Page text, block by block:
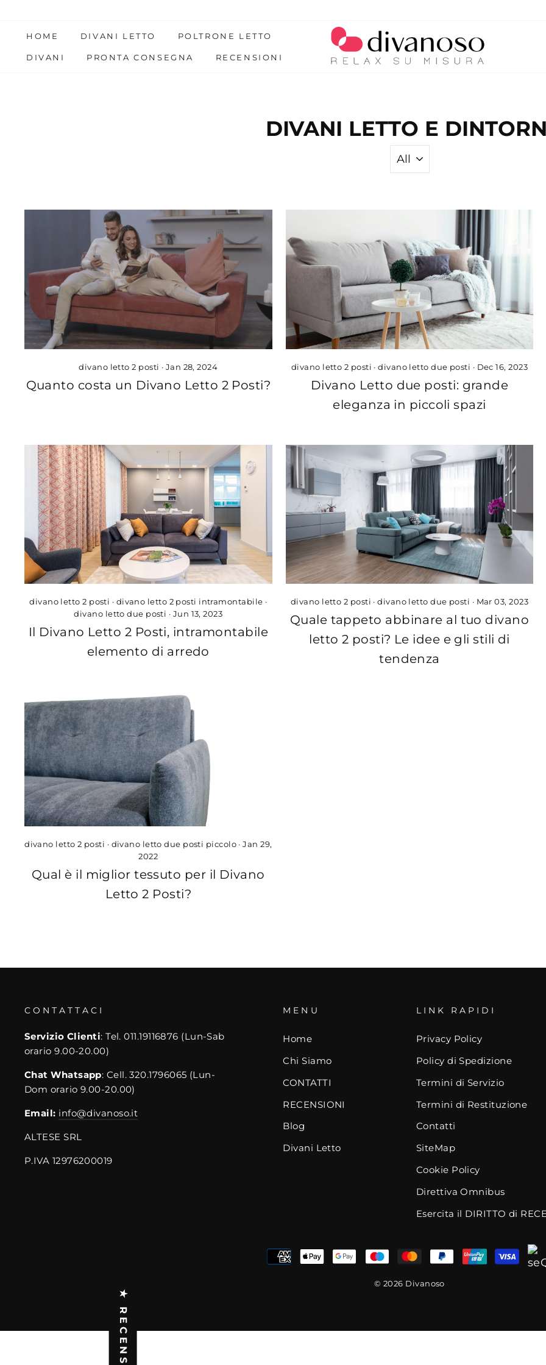
content
HOME DIVANI LETTO POLTRONE LETTO
DIVANI PRONTA CONSEGNA RECENSIONI
DIVANI LETTO E
divano letto 2 posti · Jan 28, 2024
Quanto costa un Divano Letto 2 Posti?
divano letto 2 posti ·divano letto due posti · Dec 16, 2023
Divano Letto due posti: grande
eleganza in piccoli spazi
divano letto 2 posti · divano letto 2 posti intramontabile ·
divano letto due posti · Jun 13, 2023
Il Divano Letto 2 Posti, intramontabile
elemento di arredo
divano letto 2 posti ·divano letto due posti · Mar 03, 2023
Quale tappeto abbinare al tuo divano
letto 2 posti? Le idee e gli stili di
tendenza
divano letto 2 posti · divano letto due posti piccolo ·Jan 29,
2022
Qual è il miglior tessuto per il Divano
Letto 2 Posti?
CONTATTACI
Servizio Clienti: Tel. 011.19116876 (Lun-Sab
orario 9.00-20.00)
Chat Whatsapp: Cell. 320.1796065 (Lun-
Dom orario 9.00-20.00)
Email: info@divanoso.it
ALTESE SRL
P.IVA 12976200019
MENU
Home
Chi Siamo
CONTATTI
RECENSIONI
Blog
Divani Letto
LINK RAPIDI
Privacy Policy
Policy di Spedizione
Termini di Servizio
Termini di Restituzione
Contatti
SiteMap
Cookie Policy
Direttiva Omnibus
Esercita il DIRITTO di
© 2026 Divanoso